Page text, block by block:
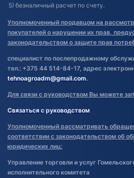
5) безналичный расчет по счету.
Уполномоченный продавцом на
покупателей о нарушении их прав,
законодательством о защите прав
специалист по послепродажному
тел.: +375 44 514-84-17, адрес
tehnoagroadm@gmail.com.
Для связи с руководством Вы можете
Связаться с руководством
Уполномоченный рассматривать
соответствии с законодательством об
юридических лиц:
Управление торговли и услуг
исполнительного комитета